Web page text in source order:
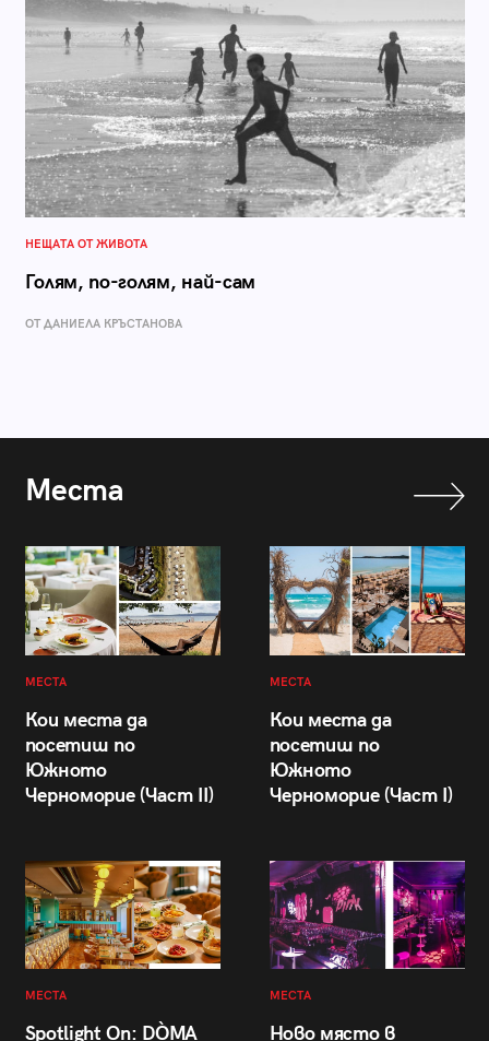
НЕЩАТА ОТ ЖИВОТА
Голям, по-голям, най-сам
ОТ ДАНИЕЛА КРЪСТАНОВА
Места
МЕСТА
Кои места да
посетиш по
Южното
Черноморие (Част II)
МЕСТА
Кои места да
посетиш по
Южното
Черноморие (Част I)
МЕСТА
Spotlight On: DÒMA
МЕСТА
Ново място в